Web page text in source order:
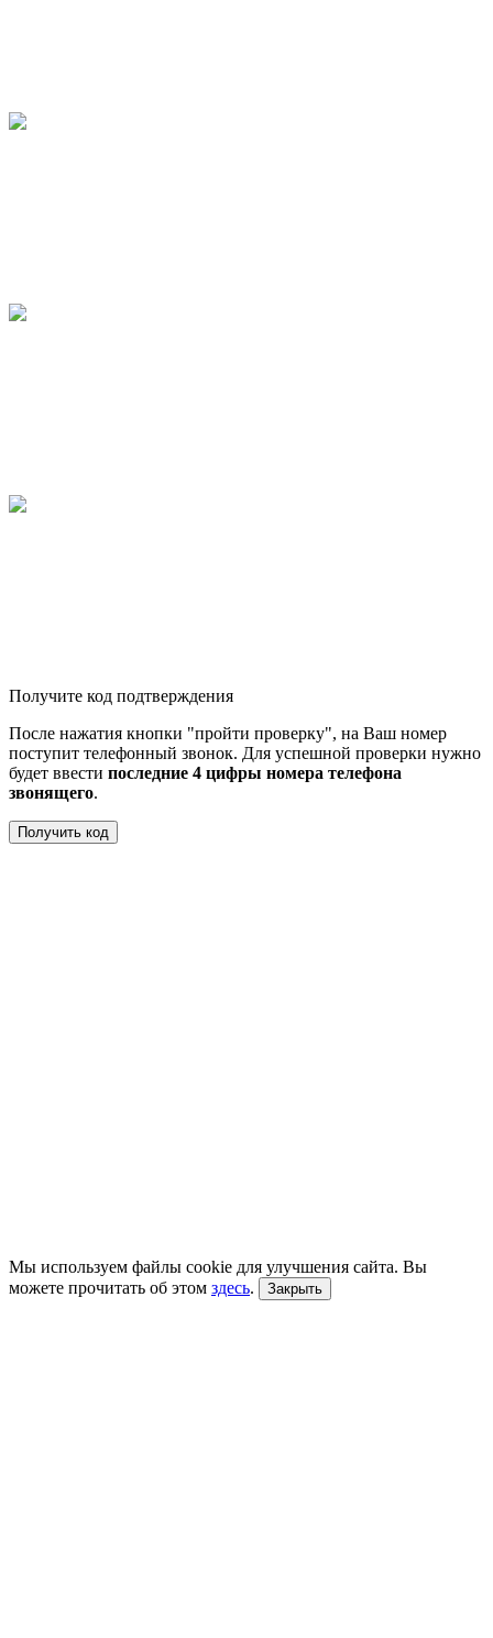
Получите код подтверждения
После нажатия кнопки "пройти проверку", на Ваш номер
поступит телефонный звонок. Для успешной проверки нужно
будет ввести последние 4 цифры номера телефона
звонящего.
Получить код
Мы используем файлы cookie для улучшения сайта. Вы
можете прочитать об этом здесь. Закрыть